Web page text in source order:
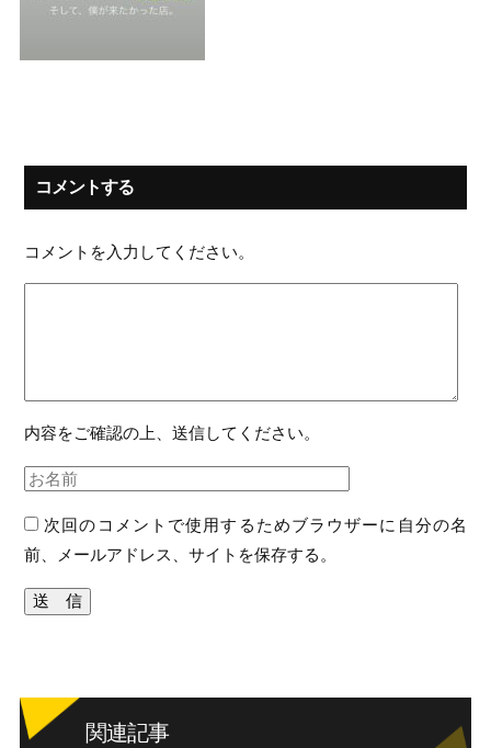
コメントする
コメントを入力してください。
内容をご確認の上、送信してください。
次回のコメントで使用するためブラウザーに自分の名
前、メールアドレス、サイトを保存する。
関連記事